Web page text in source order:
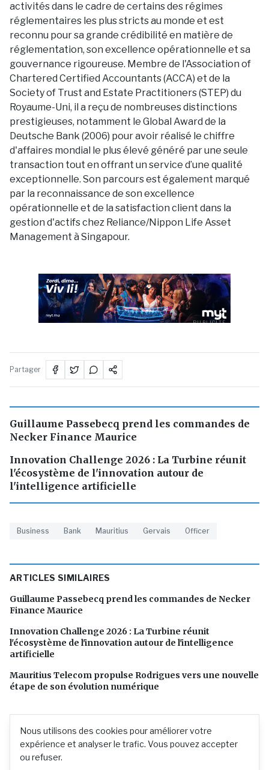
Nous utilisons des cookies pour améliorer votre
expérience et analyser le trafic. Vous pouvez accepter
ou refuser.
activités dans le cadre de certains des régimes
réglementaires les plus stricts au monde et est
reconnu pour sa grande crédibilité en matière de
réglementation, son excellence opérationnelle et sa
gouvernance rigoureuse. Membre de l'Association of
Chartered Certified Accountants (ACCA) et de la
Society of Trust and Estate Practitioners (STEP) du
Royaume-Uni, il a reçu de nombreuses distinctions
prestigieuses, notamment le Global Award de la
Deutsche Bank (2006) pour avoir réalisé le chiffre
d'affaires mondial le plus élevé généré par une seule
transaction tout en offrant un service d’une qualité
exceptionnelle. Son parcours est également marqué
par la reconnaissance de son excellence
opérationnelle et de la satisfaction client dans la
gestion d'actifs chez Reliance/Nippon Life Asset
Management à Singapour.
PUBLICITÉ
Partager
Guillaume Passebecq prend les commandes de
Necker Finance Maurice
Innovation Challenge 2026 : La Turbine réunit
l'écosystème de l'innovation autour de
l'intelligence artificielle
Business Bank Mauritius Gervais Officer
ARTICLES SIMILAIRES
Guillaume Passebecq prend les commandes de Necker
Finance Maurice
Innovation Challenge 2026 : La Turbine réunit
l'écosystème de l'innovation autour de l'intelligence
artificielle
Mauritius Telecom propulse Rodrigues vers une nouvelle
étape de son évolution numérique